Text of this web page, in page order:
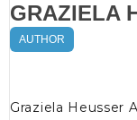
GRAZIELA
AUTHOR
Graziela Heusser